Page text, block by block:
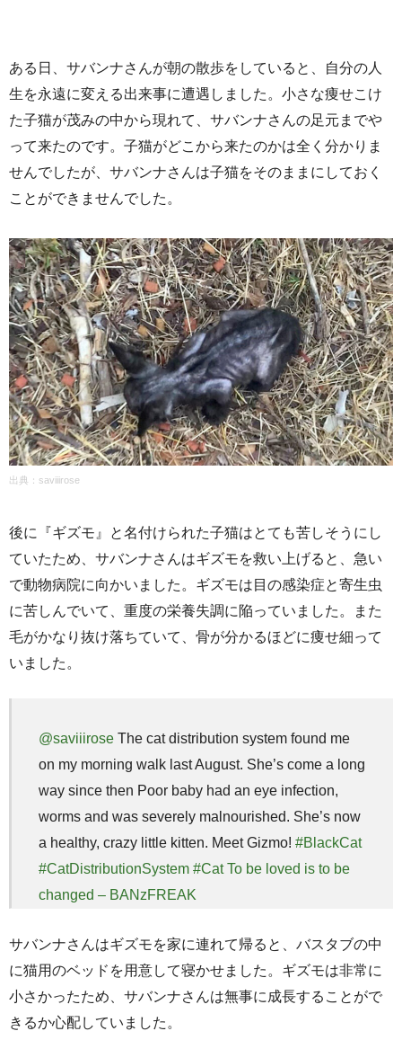
ある日、サバンナさんが朝の散歩をしていると、自分の人
生を永遠に変える出来事に遭遇しました。小さな痩せこけ
た子猫が茂みの中から現れて、サバンナさんの足元までや
って来たのです。子猫がどこから来たのかは全く分かりま
せんでしたが、サバンナさんは子猫をそのままにしておく
ことができませんでした。
出典： saviiirose
後に『ギズモ』と名付けられた子猫はとても苦しそうにし
ていたため、サバンナさんはギズモを救い上げると、急い
で動物病院に向かいました。ギズモは目の感染症と寄生虫
に苦しんでいて、重度の栄養失調に陥っていました。また
毛がかなり抜け落ちていて、骨が分かるほどに痩せ細って
いました。
@saviiiroseThe cat distribution system found me
on my morning walk last August. She’s come a long
way since then Poor baby had an eye infection,
worms and was severely malnourished. She’s now
a healthy, crazy little kitten. Meet Gizmo! #BlackCat
#CatDistributionSystem #Cat To be loved is to be
changed – BANzFREAK
サバンナさんはギズモを家に連れて帰ると、バスタブの中
に猫用のベッドを用意して寝かせました。ギズモは非常に
小さかったため、サバンナさんは無事に成長することがで
きるか心配していました。